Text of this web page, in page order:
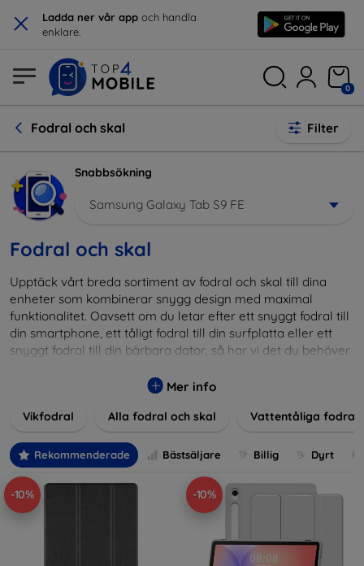
× Ladda ner vår app och handla
enklare.
0
Fodral och skal Filter
Snabbsökning
Samsung Galaxy Tab S9 FE
Fodral och skal
Upptäck vårt breda sortiment av fodral och skal till dina
enheter som kombinerar snygg design med maximal
funktionalitet. Oavsett om du letar efter ett snyggt fodral till
din smartphone, ett tåligt fodral till din surfplatta eller ett
snyggt fodral till din bärbara dator, så har vi det du behöver.
stötar, samtidigt som de tar hänsyn till användarnas
att hitta rätt tillbehör till din enhet. Våra fodral och skal är
inte bara praktiska utan också moderiktiga, vilket gör dem
till en integrerad del av din vardagsoutfit. För teknikälskare
eller de som bara vill skydda sin investering, vi finns här för
dig.
Mer info
Vikfodral Alla fodral och skal Vattentåliga fodral
Rekommenderade Bästsäljare Billig Dyrt
-10% -10%